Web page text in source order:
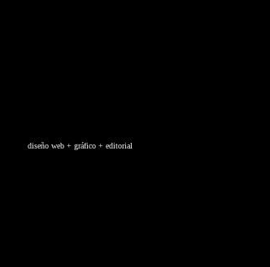
diseño web + gráfico + editorial